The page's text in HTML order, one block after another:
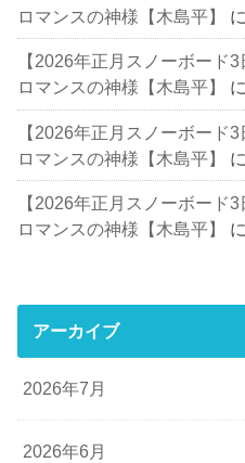
ロマンスの神様【木島平】
に
【2026年正月スノーボード
ロマンスの神様【木島平】
に
【2026年正月スノーボード
ロマンスの神様【木島平】
に
【2026年正月スノーボード
ロマンスの神様【木島平】
アーカイブ
2026年7月
2026年6月